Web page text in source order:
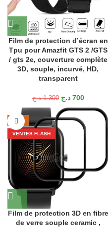
Film de protection d’écran en
Tpu pour Amazfit GTS 2 /GTS
/ gts 2e, couverture complète
3D, souple, incurvé, HD,
transparent
1.300 د.ج 700 د.ج
-46%
VENTES FLASH
Film de protection 3D en fibre
de verre souple ceramic ,